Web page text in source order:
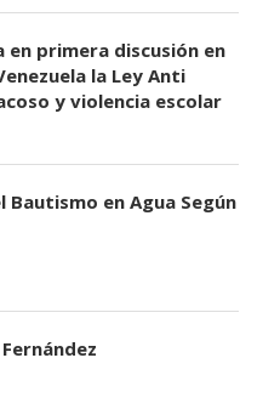
en primera discusión en
la Ley Anti
y violencia escolar
Bautismo en Agua Según